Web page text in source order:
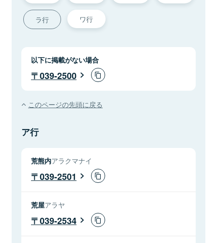
ラ行 ワ行
以下に掲載がない場合
039-2500
このページの先頭に戻る
ア行
荒熊内アラクマナイ
039-2501
荒屋アラヤ
039-2534